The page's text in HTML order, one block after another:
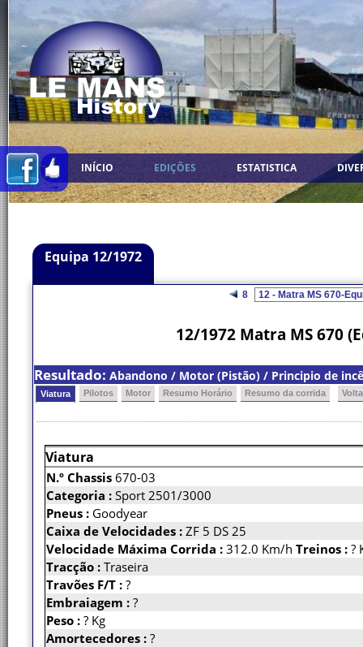
INÍCIO EDIÇÕES ESTATISTICA
Equipa 12/1972
8
12/1972 Matra MS 670
Resultado: Abandono / Motor (Pistão) / Principio de
Viatura Pilotos Motor Resumo Horário Resumo da corrida
Viatura
N.º Chassis 670-03
Categoria : Sport 2501/3000
Pneus : Goodyear
Caixa de Velocidades : ZF 5 DS 25
Velocidade Máxima Corrida : 312.0 Km/h Treinos : ?
Tracção : Traseira
Travões F/T : ?
Embraiagem : ?
Peso : ? Kg
Amortecedores : ?